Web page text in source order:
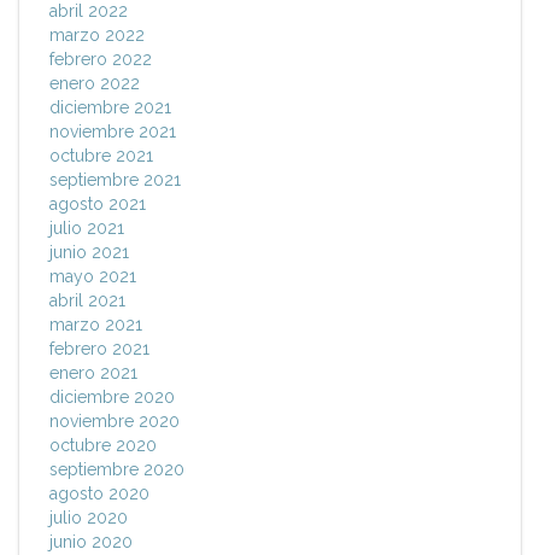
abril 2022
marzo 2022
febrero 2022
enero 2022
diciembre 2021
noviembre 2021
octubre 2021
septiembre 2021
agosto 2021
julio 2021
junio 2021
mayo 2021
abril 2021
marzo 2021
febrero 2021
enero 2021
diciembre 2020
noviembre 2020
octubre 2020
septiembre 2020
agosto 2020
julio 2020
junio 2020